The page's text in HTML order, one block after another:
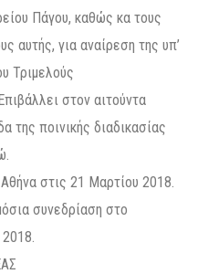
Πάγου, καθώς κα τους
αυτής, για αναίρεση της υπ’
Τριμελούς
στον αιτούντα
της ποινικής διαδικασίας
στις 21 Μαρτίου 2018.
συνεδρίαση στο